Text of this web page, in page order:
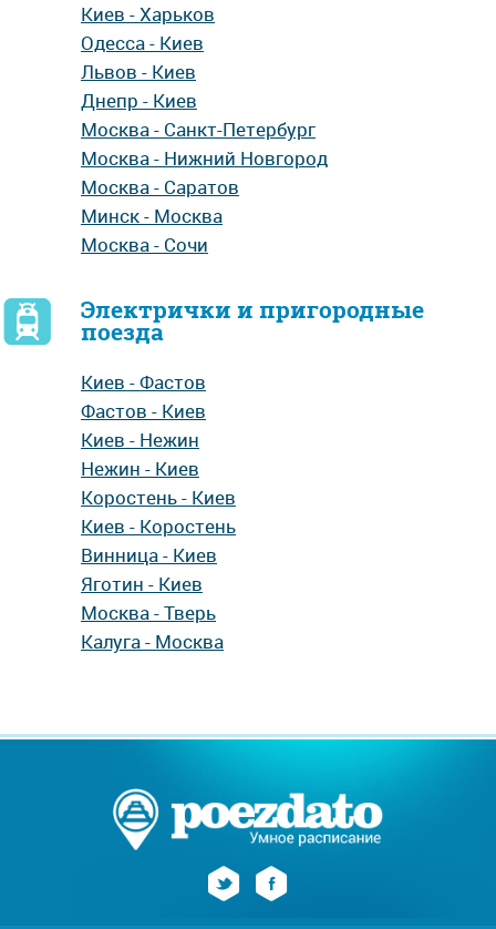
Киев - Харьков
Одесса - Киев
Львов - Киев
Днепр - Киев
Москва - Санкт-Петербург
Москва - Нижний Новгород
Москва - Саратов
Минск - Москва
Москва - Сочи
Электрички и пригородные
поезда
Киев - Фастов
Фастов - Киев
Киев - Нежин
Нежин - Киев
Коростень - Киев
Киев - Коростень
Винница - Киев
Яготин - Киев
Москва - Тверь
Калуга - Москва